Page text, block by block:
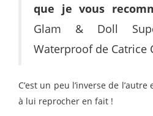
que je vous
Glam & Doll
Waterproof de Catrice
C’est un peu l’inverse de
à lui reprocher en fait !